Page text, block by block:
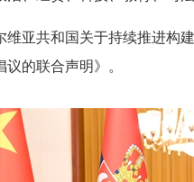
亚共和国关于持续推进构
的联合声明》。